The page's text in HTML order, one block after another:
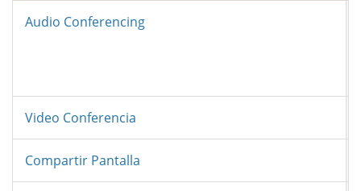
Audio Conferencing
Video Conferencia
Compartir Pantalla